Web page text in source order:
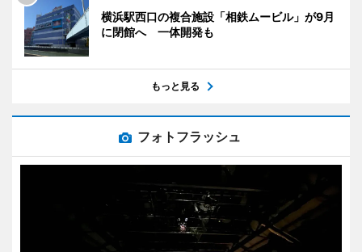
横浜駅西口の複合施設「相鉄ムービル」が9月
に閉館へ 一体開発も
もっと見る
フォトフラッシュ